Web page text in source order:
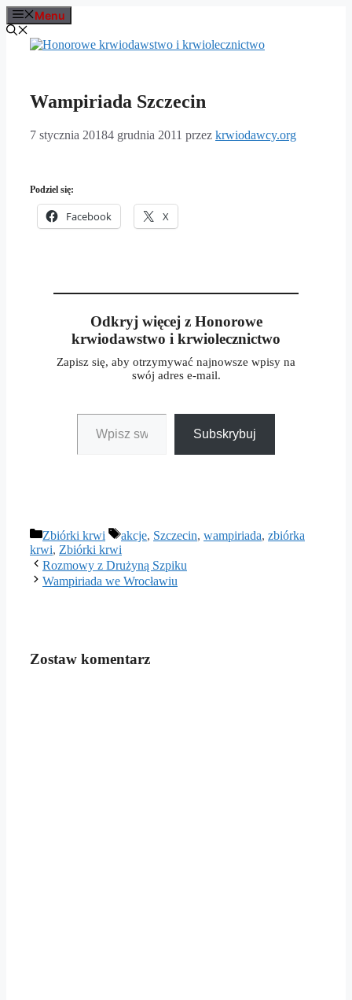
Przejdź
do
treści
Menu
Wampiriada Szczecin
7 stycznia 20184 grudnia 2011 przez krwiodawcy.org
Podziel się:
Facebook X
Odkryj więcej z Honorowe
krwiodawstwo i krwiolecznictwo
Zapisz się, aby otrzymywać najnowsze wpisy na
swój adres e-mail.
Wpisz swój adres e-mail…
Subskrybuj
Kategorie
Zbiórki krwi Tagi
akcje, Szczecin, wampiriada, zbiórka
krwi, Zbiórki krwi
Rozmowy z Drużyną Szpiku
Wampiriada we Wrocławiu
Zostaw komentarz